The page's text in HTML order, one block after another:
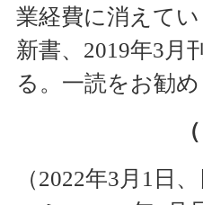
業経費に消えて
新書、2019年3月
る。一読をお勧
（2022年3月1日